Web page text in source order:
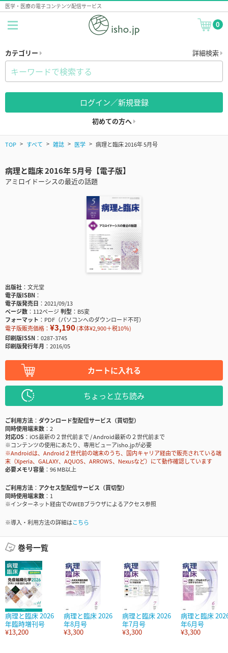
医学・医療の電子コンテンツ配信サービス
0
カテゴリー 詳細検索
ログイン／新規登録
初めての方へ
TOP すべて 雑誌 医学 病理と臨床 2016年 5月号
病理と臨床 2016年 5月号【電子版】
アミロイドーシスの最近の話題
出版社
文光堂
電子版ISBN
電子版発売日
2021/09/13
ページ数
112ページ判型
B5変
フォーマット
PDF（パソコンへのダウンロード不可）
電子版販売価格： ¥3,190(本体¥2,900＋税10％)
印刷版ISSN
0287-3745
印刷版発行年月
2016/05
カートに入れる
ちょっと立ち読み
ご利用方法
ダウンロード型配信サービス（買切型）
同時使用端末数
2
対応OS
iOS最新の２世代前まで / Android最新の２世代前まで
※コンテンツの使用にあたり、専用ビューアisho.jpが必要
※Androidは、Android２世代前の端末のうち、国内キャリア経由で販売されている端
末（Xperia、GALAXY、AQUOS、ARROWS、Nexusなど）にて動作確認しています
必要メモリ容量
96 MB以上
ご利用方法
アクセス型配信サービス（買切型）
同時使用端末数
1
※インターネット経由でのWEBブラウザによるアクセス参照
※導入・利用方法の詳細はこちら
巻号一覧
病理と臨床 2026
年臨時増刊号
¥13,200
病理と臨床 2026
年8月号
¥3,300
病理と臨床 2026
年7月号
¥3,300
病理と臨床
年6月号
¥3,300